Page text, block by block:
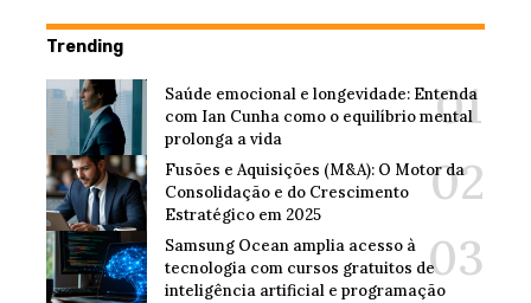
Trending
Saúde emocional e longevidade: Entenda
com Ian Cunha como o equilíbrio mental
prolonga a vida
Fusões e Aquisições (M&A): O Motor da
Consolidação e do Crescimento
Estratégico em 2025
Samsung Ocean amplia acesso à
tecnologia com cursos gratuitos de
inteligência artificial e programação